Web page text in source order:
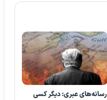
رسانه‌های عبری: دیگر کسی